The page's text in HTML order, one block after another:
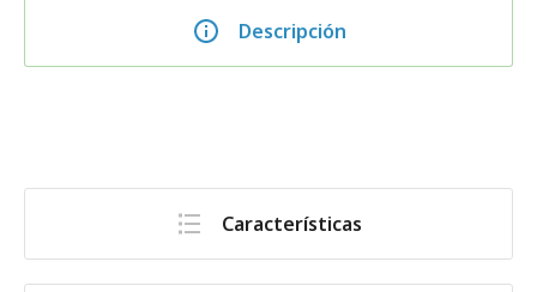
Descripción
Características